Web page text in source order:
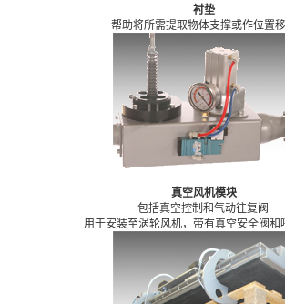
衬垫
帮助将所需提取物体支撑或作位置
真空风机模块
包括真空控制和气动往复阀
用于安装至涡轮风机，带有真空安全阀和